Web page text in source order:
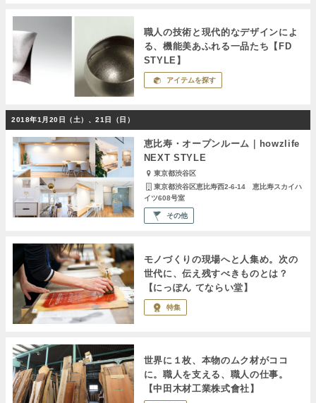
職人の技術と現代的なデザインによ
る、機能美あふれる一品たち【FD
STYLE】
アイテムを探す
2018年1月20日（土）、21日（日）
恵比寿・オープンルーム｜howzlife
NEXT STYLE
東京都渋谷区
東京都渋谷区恵比寿西2-6-14 恵比寿スカイハ
イツ608号室
その他
モノづくりの現場へと人集め。次の
世代に、伝え残すべきものとは？
【にっぽん てならい堂】
特集
世界に１枚、本物のムク材がココ
に。職人を支える、職人の仕事。
【中田木材工業株式會社】